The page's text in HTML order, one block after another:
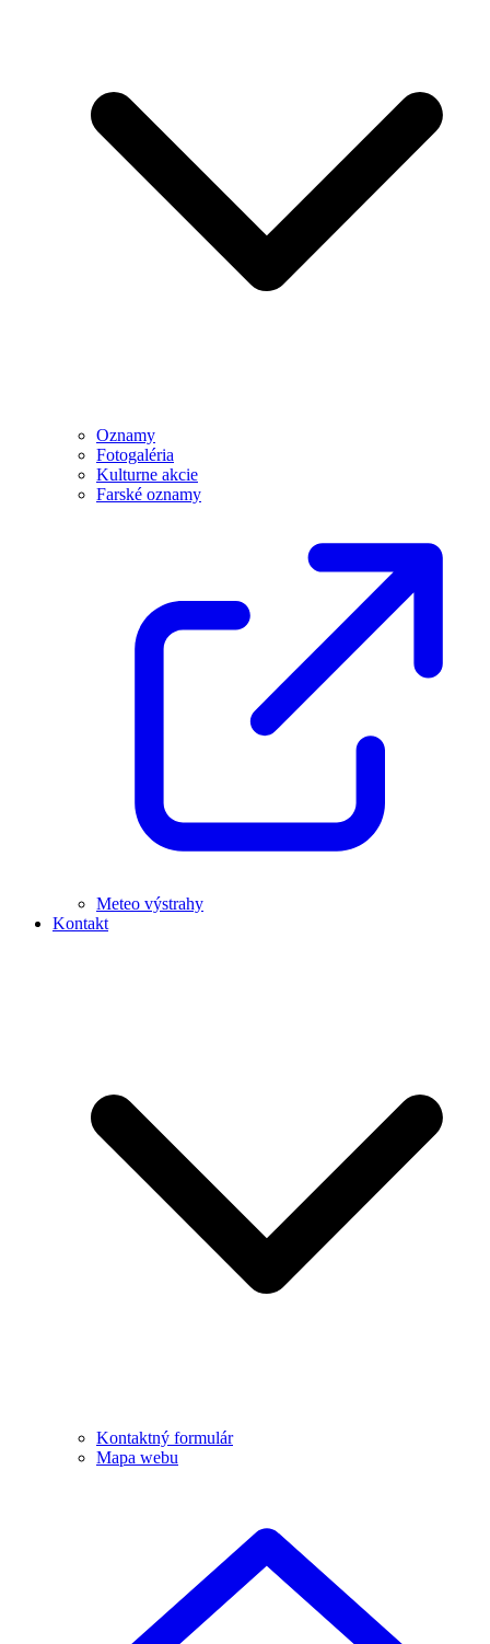
Oznamy
Fotogaléria
Kulturne akcie
Farské oznamy
Meteo výstrahy
Kontakt
Kontaktný formulár
Mapa webu